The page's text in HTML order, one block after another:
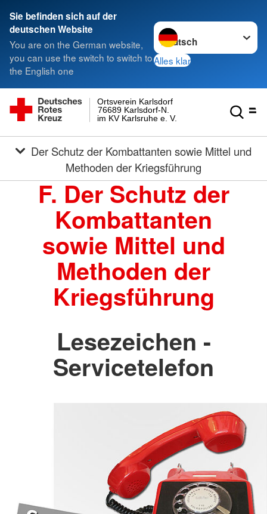
Sie befinden sich auf der
deutschen Website
You are on the German website,
you can use the switch to switch to
the English one
Sprache wechseln zu
Alles klar
im KV Karlsruhe e. V.
76689 Karlsdorf-N.
Ortsverein Karlsdorf
Methoden der Kriegsführung
F. Der Schutz der
Kombattanten
sowie Mittel und
Methoden der
Kriegsführung
Lesezeichen -
Servicetelefon